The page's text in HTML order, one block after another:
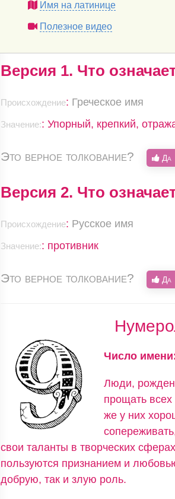
Имя на латинице
Полезное видео
Версия 1. Что
Происхождение: Греческое имя
Значение:: Упорный, крепкий,
Это верное толкование? Да
Версия 2. Что
Происхождение: Русское имя
Значение:: противник
Это верное толкование? Да
Число
Люди,
прощать
же у них
свои таланты в творческих
пользуются признанием и
добрую, так и злую роль.